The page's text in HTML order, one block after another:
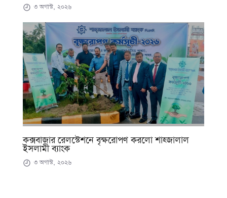
৩ অগাস্ট, ২০২৬
কক্সবাজার রেলস্টেশনে বৃক্ষরোপণ করলো শাহ্জালাল
ইসলামী ব্যাংক
৩ অগাস্ট, ২০২৬